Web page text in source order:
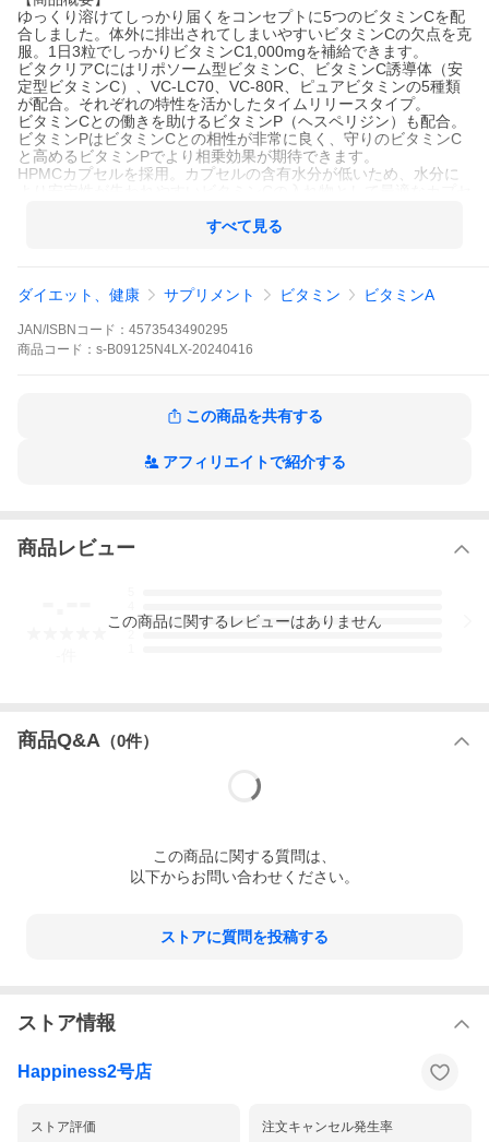
ゆっくり溶けてしっかり届くをコンセプトに5つのビタミンCを配
合しました。体外に排出されてしまいやすいビタミンCの欠点を克
服。1日3粒でしっかりビタミンC1,000mgを補給できます。
ビタクリアCにはリポソーム型ビタミンC、ビタミンC誘導体（安
定型ビタミンC）、VC-LC70、VC-80R、ピュアビタミンの5種類
が配合。それぞれの特性を活かしたタイムリリースタイプ。
ビタミンCとの働きを助けるビタミンP（ヘスペリジン）も配合。
ビタミンPはビタミンCとの相性が非常に良く、守りのビタミンC
と高めるビタミンPでより相乗効果が期待できます。
HPMCカプセルを採用。カプセルの含有水分が低いため、水分に
ビタクリアCはビタミンCの栄養機能食品です。1日目安（3粒あた
【商品説明】
【商品詳細】
すべて見る
ダイエット、健康 サプリメント ビタミン ビタミンA
JAN/ISBNコード： 4573543490295
商品 コード： s-B09125N4LX-20240416
この商品を共有する
アフィリエイトで紹介する
商品レビュー
3
この商品に関するレビューはありません
商品Q&A （0件）
この商品に関する質問は、
以下からお問い合わせください。
ストアに質問を投稿する
ストア情報
Happiness2号店
ストア評価 注文キャンセル発生率